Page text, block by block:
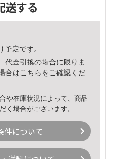
送する
予定です。
代金引換の場合に限りま
合はこちら をご確認くだ
や在庫状況によって、商品
く場合がございます。
件について